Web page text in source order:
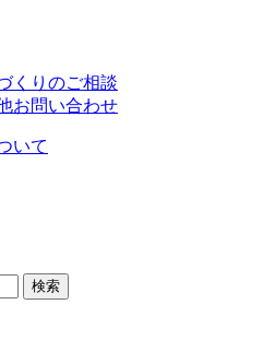
くりのご相談
お問い合わせ
いて
検索